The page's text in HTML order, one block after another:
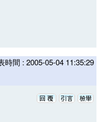
時間 : 2005-05-04 11:35:29